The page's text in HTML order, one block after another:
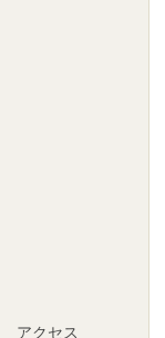
アクセス